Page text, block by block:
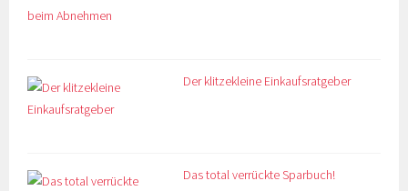
Der klitzekleine Einkaufsratgeber
Das total verrückte Sparbuch!